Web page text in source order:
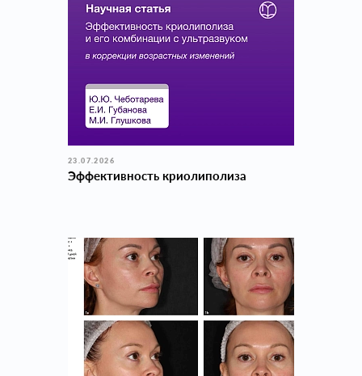
23.07.2026
Эффективность криолиполиза